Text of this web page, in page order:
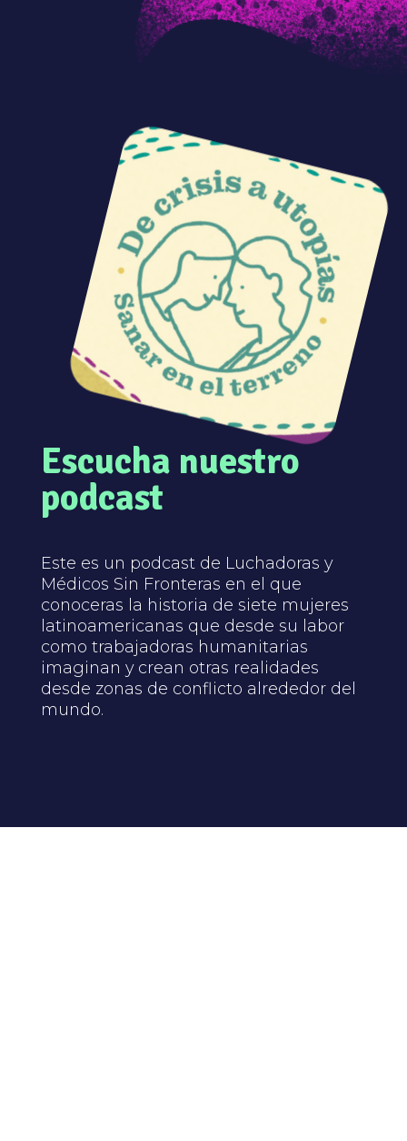
Escucha nuestro
podcast
Este es un podcast de Luchadoras y
Médicos Sin Fronteras en el que
conoceras la historia de siete mujeres
latinoamericanas que desde su labor
como trabajadoras humanitarias
imaginan y crean otras realidades
desde zonas de conflicto alrededor del
mundo.